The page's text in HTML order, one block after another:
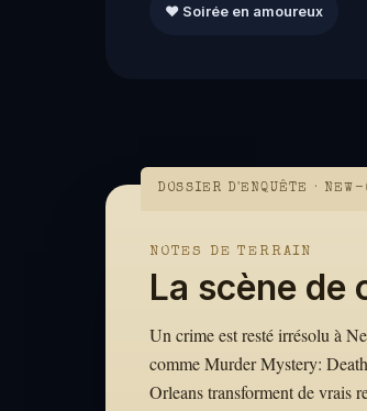
❤️ Soirée en amoureux
DOSSIER D'ENQUÊTE ·
NOTES DE TERRAIN
La scène de
Un crime est resté irrésolu à
comme Murder Mystery:
Orleans transforment de vrais